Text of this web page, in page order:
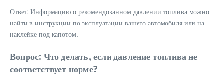
Ответ: Информацию о рекомендованном давлении топлива можно
найти в инструкции по эксплуатации вашего автомобиля или на
наклейке под капотом.
Вопрос: Что делать, если давление топлива не
соответствует норме?